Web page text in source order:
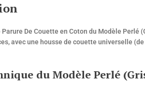
De Couette en Coton du Modèle Perlé
avec une housse de couette universelle
du Modèle Perlé